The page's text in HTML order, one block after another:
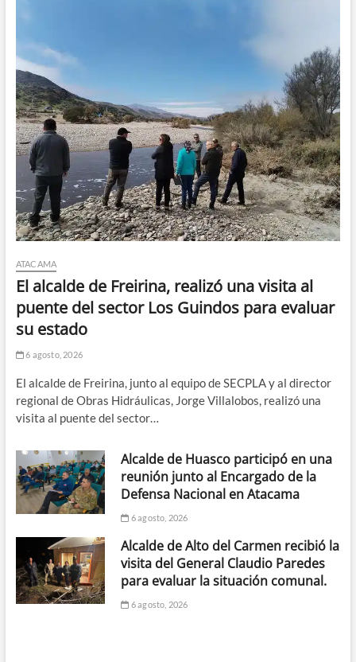
ATACAMA
El alcalde de Freirina, realizó una visita al
puente del sector Los Guindos para evaluar
su estado
6 agosto, 2026
El alcalde de Freirina, junto al equipo de SECPLA y al director
regional de Obras Hidráulicas, Jorge Villalobos, realizó una
visita al puente del sector…
Alcalde de Huasco participó en una
reunión junto al Encargado de la
Defensa Nacional en Atacama
6 agosto, 2026
Alcalde de Alto del Carmen recibió la
visita del General Claudio Paredes
para evaluar la situación comunal.
6 agosto, 2026